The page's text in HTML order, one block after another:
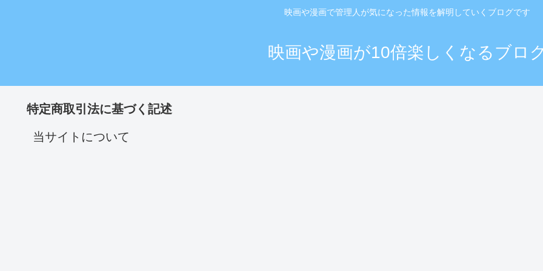
映画や漫画で管理人が気になった情報を解明していくブログです
映画や漫画が10倍楽しくなるブロ
特定商取引法に基づく記述
当サイトについて